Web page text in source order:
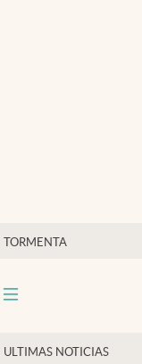
TORMENTA
ULTIMAS NOTICIAS